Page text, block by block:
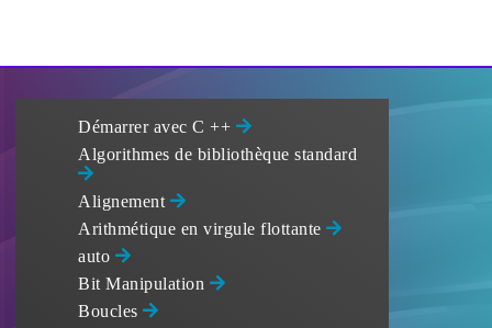
Démarrer avec C ++
Algorithmes de bibliothèque standard
Alignement
Arithmétique en virgule flottante
auto
Bit Manipulation
Boucles